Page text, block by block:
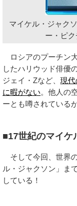
マイケル・ジャク
ー・ピク
ロシアのプーチン
したハリウッド俳優
ジェイ・Zなど、 現
に暇がない。他人の
ーとも噂されている
■17世紀のマイケ
そして今回、世界
ル・ジャクソン」ま
している！